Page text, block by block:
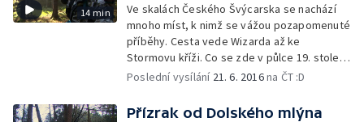
14 min
Ve skalách Českého Švýcarska se nachází
mnoho míst, k nimž se vážou pozapomenuté
příběhy. Cesta vede Wizarda až ke
Stormovu kříži. Co se zde v půlce 19. století
odehrálo?
Poslední vysílání 21. 6. 2016na ČT :D
Přízrak od Dolského mlýna